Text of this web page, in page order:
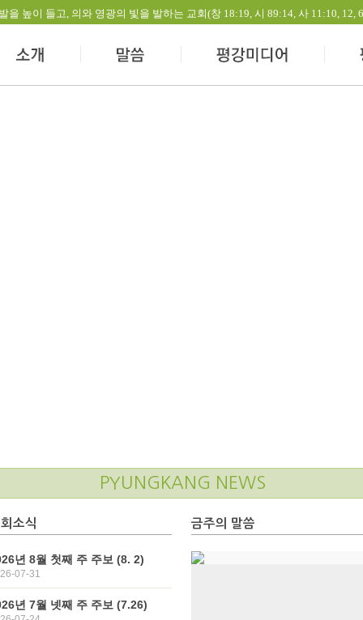
높이 들고, 의와 영광의 빛을 발하는 교회(창 18:19, 시 89:14, 사 11:10, 12,
PYUNGKANG NEWS
소식
년 8월 첫째 주 주보 (8. 2)
07-31
년 7월 넷째 주 주보 (7.26)
금주의 말씀